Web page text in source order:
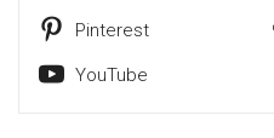
Pinterest
YouTube